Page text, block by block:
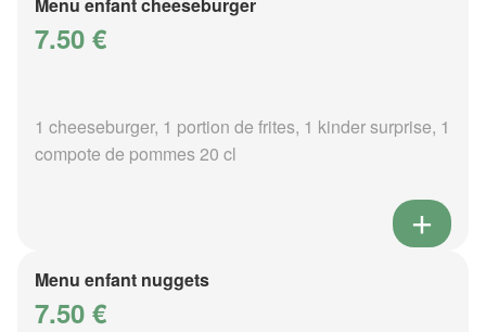
7.50 €
1 cheeseburger, 1 portion de frites, 1 kinder surprise, 1
compote de pommes 20 cl
Menu enfant nuggets
7.50 €